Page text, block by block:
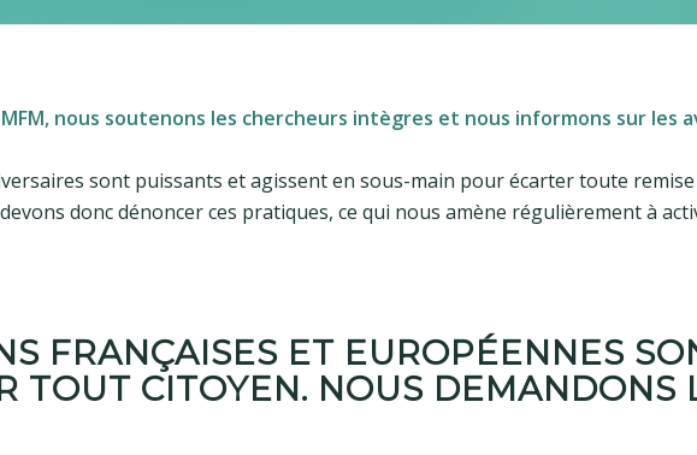
nous soutenons les chercheurs intègres et nous informons sur les
sont puissants et agissent en sous-main pour écarter toute remise
donc dénoncer ces pratiques, ce qui nous amène régulièrement à
FRANÇAISES ET EUROPÉENNES
TOUT CITOYEN. NOUS DEMANDONS